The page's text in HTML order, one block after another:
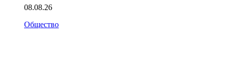
08.08.26
Общество